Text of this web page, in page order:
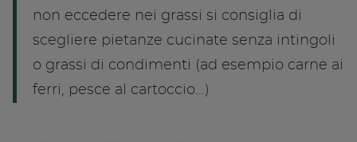
non eccedere nei grassi si consiglia di
scegliere pietanze cucinate senza intingoli
o grassi di condimenti (ad esempio carne ai
ferri, pesce al cartoccio...)